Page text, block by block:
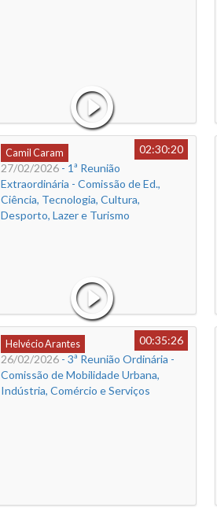
Camil Caram
02:30:20
27/02/2026- 1ª Reunião
Extraordinária - Comissão de Ed.,
Ciência, Tecnologia, Cultura,
Desporto, Lazer e Turismo
Helvécio Arantes
00:35:26
26/02/2026- 3ª Reunião Ordinária -
Comissão de Mobilidade Urbana,
Indústria, Comércio e Serviços